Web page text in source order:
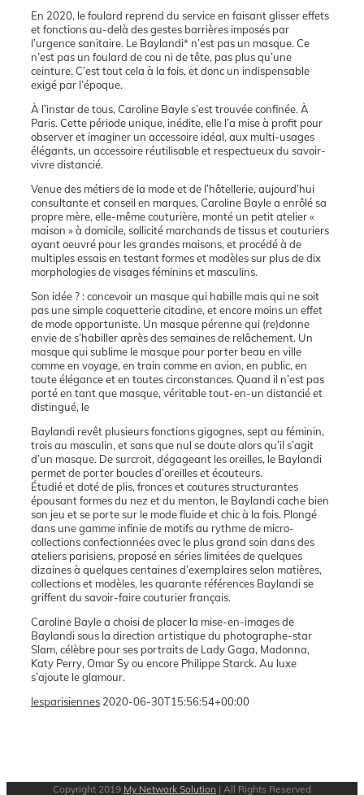
En 2020, le foulard reprend du service en faisant glisser effets
et fonctions au-delà des gestes barrières imposés par
l’urgence sanitaire. Le Baylandi* n’est pas un masque. Ce
n’est pas un foulard de cou ni de tête, pas plus qu’une
ceinture. C’est tout cela à la fois, et donc un indispensable
exigé par l’époque.
À l’instar de tous, Caroline Bayle s’est trouvée confinée. À
Paris. Cette période unique, inédite, elle l’a mise à profit pour
observer et imaginer un accessoire idéal, aux multi-usages
élégants, un accessoire réutilisable et respectueux du savoir-
vivre distancié.
Venue des métiers de la mode et de l’hôtellerie, aujourd’hui
consultante et conseil en marques, Caroline Bayle a enrôlé sa
propre mère, elle-même couturière, monté un petit atelier «
maison » à domicile, sollicité marchands de tissus et couturiers
ayant oeuvré pour les grandes maisons, et procédé à de
multiples essais en testant formes et modèles sur plus de dix
morphologies de visages féminins et masculins.
Son idée ? : concevoir un masque qui habille mais qui ne soit
pas une simple coquetterie citadine, et encore moins un effet
de mode opportuniste. Un masque pérenne qui (re)donne
envie de s’habiller après des semaines de relâchement. Un
masque qui sublime le masque pour porter beau en ville
comme en voyage, en train comme en avion, en public, en
toute élégance et en toutes circonstances. Quand il n’est pas
porté en tant que masque, véritable tout-en-un distancié et
distingué, le
Baylandi revêt plusieurs fonctions gigognes, sept au féminin,
trois au masculin, et sans que nul se doute alors qu’il s’agit
d’un masque. De surcroit, dégageant les oreilles, le Baylandi
permet de porter boucles d’oreilles et écouteurs.
Étudié et doté de plis, fronces et coutures structurantes
épousant formes du nez et du menton, le Baylandi cache bien
son jeu et se porte sur le mode fluide et chic à la fois. Plongé
dans une gamme infinie de motifs au rythme de micro-
collections confectionnées avec le plus grand soin dans des
ateliers parisiens, proposé en séries limitées de quelques
dizaines à quelques centaines d’exemplaires selon matières,
collections et modèles, les quarante références Baylandi se
griffent du savoir-faire couturier français.
Caroline Bayle a choisi de placer la mise-en-images de
Baylandi sous la direction artistique du photographe-star
Slam, célèbre pour ses portraits de Lady Gaga, Madonna,
Katy Perry, Omar Sy ou encore Philippe Starck. Au luxe
s’ajoute le glamour.
lesparisiennes 2020-06-30T15:56:54+00:00
Copyright 2019 My Network Solution | All Rights Reserved